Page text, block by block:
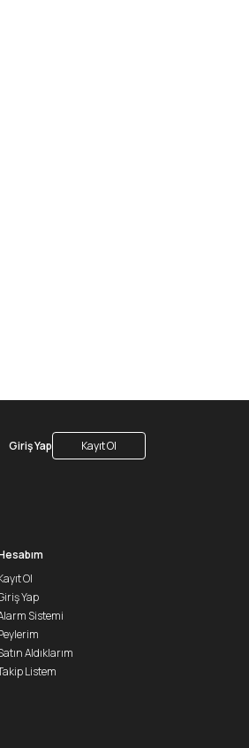
Giriş Yap Kayıt Ol
Ol
Yap
Sistemi
Aldıklarım
Listem